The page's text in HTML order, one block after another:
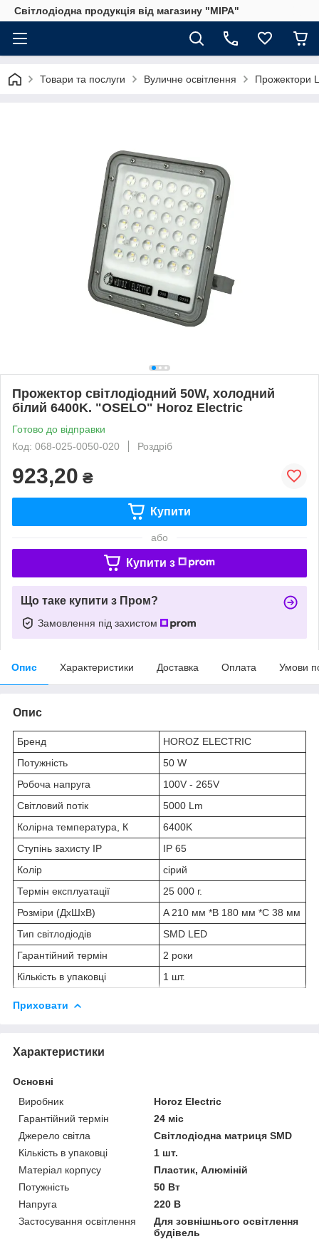
Світлодіодна продукція від магазину "МІРА"
Товари та послуги Вуличне освітлення Прожектори
Прожектор світлодіодний 50W, холодний
білий 6400K. "OSELO" Horoz Electric
Готово до відправки
Код: 068-025-0050-020
Роздріб
923,20 ₴
Купити
або
Купити з
Що таке купити з Пром?
Замовлення під захистом
Опис Характеристики Доставка Оплата Умови
Опис
Бренд
HOROZ ELECTRIC
Потужність
50 W
Робоча напруга
100V - 265V
Світловий потік
5000 Lm
Колірна температура, К
6400K
Ступінь захисту IP
IP 65
Колір
сірий
Термін експлуатації
25 000 г.
Розміри (ДхШхВ)
A 210 мм *B 180 мм *C 38 мм
Тип світлодіодів
SMD LED
Гарантійний термін
2 роки
Кількість в упаковці
1 шт.
Приховати
Характеристики
Основні
Виробник
Horoz Electric
Гарантійний термін
24 міс
Джерело світла
Світлодіодна матриця SMD
Кількість в упаковці
1 шт.
Матеріал корпусу
Пластик, Алюміній
Потужність
50 Вт
Напруга
220 В
Застосування освітлення
Для зовнішнього освітлення
будівель